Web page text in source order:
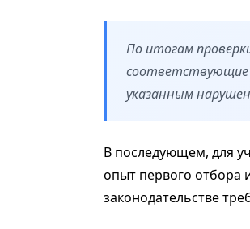
По итогам
соответствующие
указанным
В последующем, для
опыт первого отбора
законодательстве